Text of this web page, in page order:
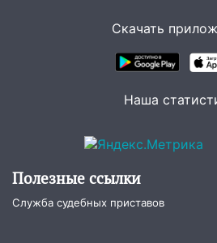
попал мужчина
В Радищевском
хозяйственные
В Канадее горел
Губернатор
уничтожено четыре
регионе
10:00 В Ульяновске дотла
Скачать
Наша
Полезные ссылки
Служба судебных приставов